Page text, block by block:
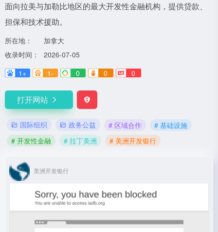
面向拉美与加勒比地区的最大开发性金融机构，提供贷款、
担保和技术援助。
所在地：
加拿大
收录时间：
2026-07-05
1+
1- 0 0 0
打开网站
国际组织 政务公益 # 区域合作
# 基础设施
# 开发性金融
# 拉丁美洲 # 美洲开发银行
美洲开发银行